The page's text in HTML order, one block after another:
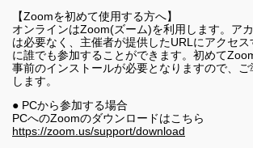
【Zoomを初めて使用する方へ】
オンラインはZoom(ズーム)を利用します。ア
は必要なく、主催者が提供したURLにアクセ
に誰でも参加することができます。初めて
事前のインストールが必要となりますので、
します。
● PCから参加する場合
PCへのZoomのダウンロードはこちら
https://zoom.us/support/download